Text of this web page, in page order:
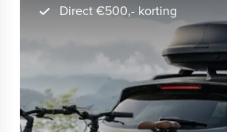
Direct €500,- korting